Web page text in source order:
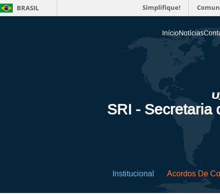
BRASIL Simplifique!
InícioNotícias
SRI - Secretaria
Institucional Acordos De